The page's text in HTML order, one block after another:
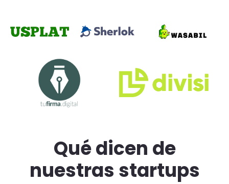
Qué dicen de
nuestras startups